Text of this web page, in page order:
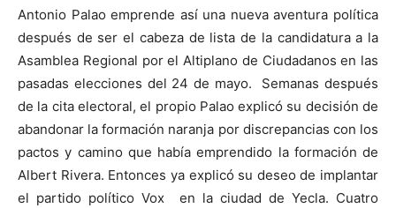
Antonio Palao emprende así una nueva aventura política
después de ser el cabeza de lista de la candidatura a la
Asamblea Regional por el Altiplano de Ciudadanos en las
pasadas elecciones del 24 de mayo. Semanas después
de la cita electoral, el propio Palao explicó su decisión de
abandonar la formación naranja por discrepancias con los
pactos y camino que había emprendido la formación de
Albert Rivera. Entonces ya explicó su deseo de implantar
el partido político Vox en la ciudad de Yecla. Cuatro